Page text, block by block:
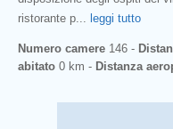
ristorante p... leggi tutto
Numero camere 146 -
abitato 0 km - Distanza